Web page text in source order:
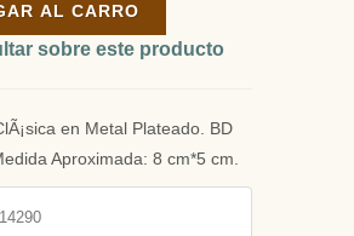
AL CARRO
sobre este producto
en Metal Plateado. BD
Aproximada: 8 cm*5 cm.